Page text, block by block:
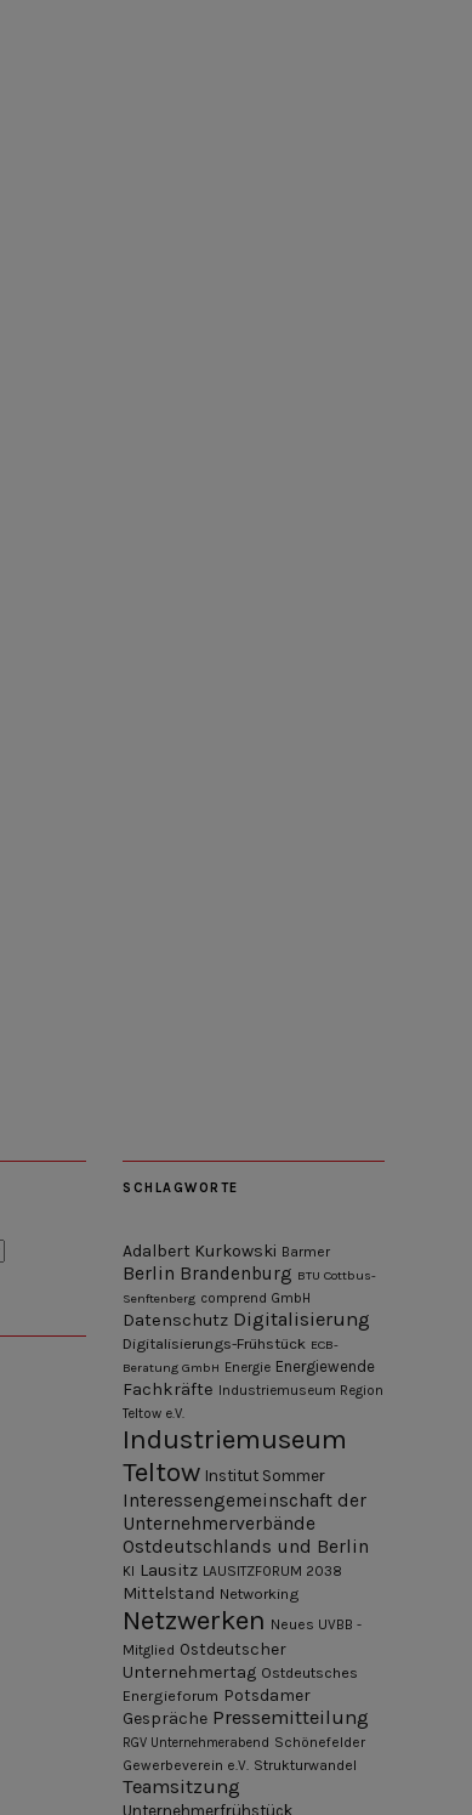
SCHLAGWORTE
Adalbert Kurkowski Barmer
Berlin Brandenburg BTU Cottbus-
Senftenberg comprend GmbH
Datenschutz Digitalisierung
Digitalisierungs-Frühstück ECB-
Beratung GmbH Energie Energiewende
Fachkräfte Industriemuseum Region
Teltow e.V.
Industriemuseum
Teltow Institut Sommer
Interessengemeinschaft der
Unternehmerverbände
Ostdeutschlands und Berlin
KI Lausitz LAUSITZFORUM 2038
Mittelstand Networking
Netzwerken Neues UVBB -
Mitglied Ostdeutscher
Unternehmertag Ostdeutsches
Energieforum Potsdamer
Gespräche Pressemitteilung
RGV Unternehmerabend Schönefelder
Gewerbeverein e.V. Strukturwandel
Teamsitzung
Unternehmerfrühstück